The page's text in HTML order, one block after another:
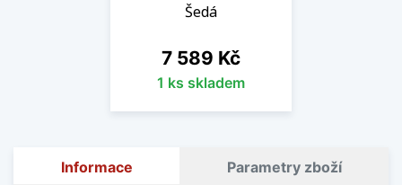
Šedá
Cena
7 589 Kč
1 ks skladem
Informace Parametry zboží